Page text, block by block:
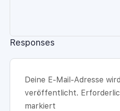
Responses
Deine E-Mail-Adresse
veröffentlicht.
markiert